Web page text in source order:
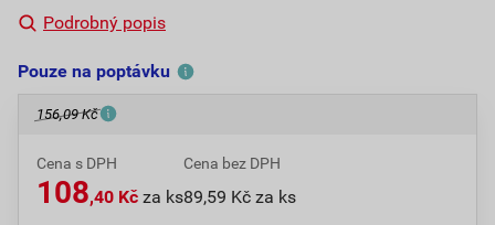
Podrobný popis
Pouze na poptávku
156,09 Kč
Cena s DPH
108,40 Kč za ks
Cena bez DPH
89,59 Kč za ks